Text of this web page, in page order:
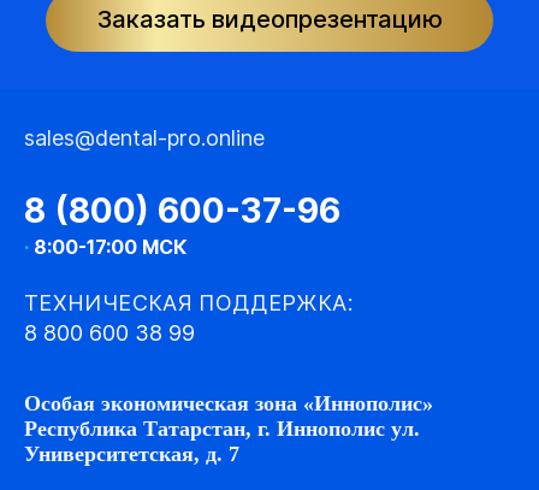
Заказать видеопрезентацию
sales@dental-pro.online
8 (800) 600-37-96
· 8:00-17:00 МСК
ТЕХНИЧЕСКАЯ ПОДДЕРЖКА:
8 800 600 38 99
Особая экономическая зона «Иннополис»
Республика Татарстан, г. Иннополис ул.
Университетская, д. 7